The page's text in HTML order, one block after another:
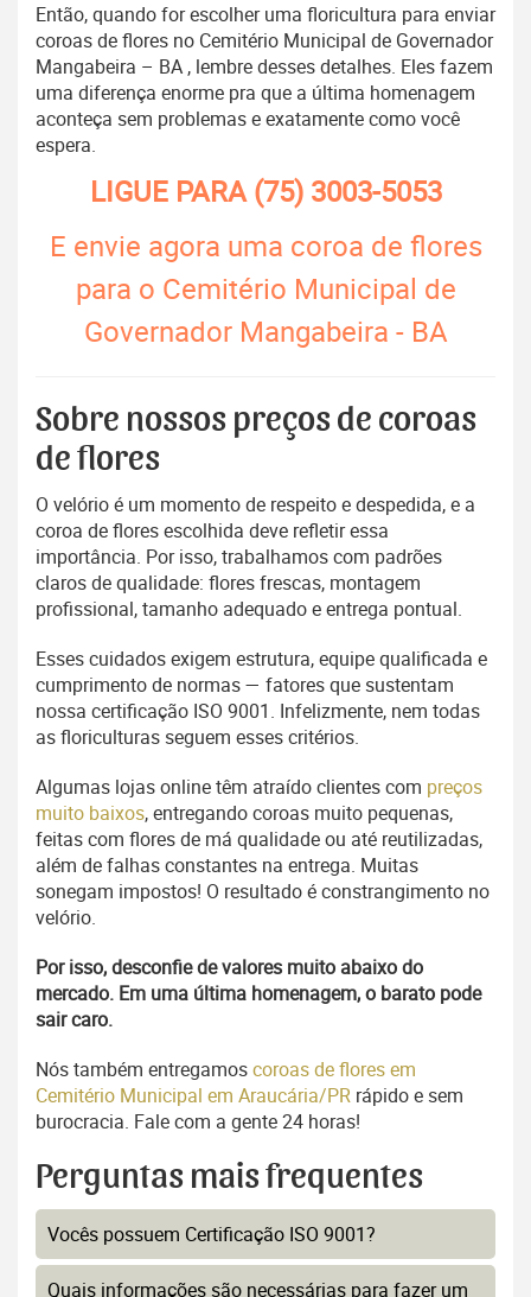
Então, quando for escolher uma floricultura para enviar
coroas de flores no Cemitério Municipal de Governador
Mangabeira – BA , lembre desses detalhes. Eles fazem
uma diferença enorme pra que a última homenagem
aconteça sem problemas e exatamente como você
espera.
LIGUE PARA(75) 3003-5053
E envie agora uma coroa de flores
para o Cemitério Municipal de
Governador Mangabeira - BA
Sobre nossos preços de coroas
de flores
O velório é um momento de respeito e despedida, e a
coroa de flores escolhida deve refletir essa
importância. Por isso, trabalhamos com padrões
claros de qualidade: flores frescas, montagem
profissional, tamanho adequado e entrega pontual.
Esses cuidados exigem estrutura, equipe qualificada e
cumprimento de normas — fatores que sustentam
nossa certificação ISO 9001. Infelizmente, nem todas
as floriculturas seguem esses critérios.
Algumas lojas online têm atraído clientes com preços
muito baixos, entregando coroas muito pequenas,
feitas com flores de má qualidade ou até reutilizadas,
além de falhas constantes na entrega. Muitas
sonegam impostos! O resultado é constrangimento no
velório.
Por isso, desconfie de valores muito abaixo do
mercado. Em uma última homenagem, o barato pode
sair caro.
Nós também entregamoscoroas de flores em
Cemitério Municipal em Araucária/PR rápido e sem
burocracia. Fale com a gente 24 horas!
Perguntas mais frequentes
Vocês possuem Certificação ISO 9001?
Quais informações são necessárias para fazer um